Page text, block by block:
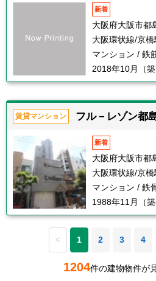
新着
大阪府大阪市都
大阪環状線/京
マンション / 鉄
2018年10月（築
賃貸マンション フル－レゾン都
新着
大阪府大阪市都
大阪環状線/京
マンション / 鉄
1988年11月（築
< 1 2 3 4
1204件の建物物件が